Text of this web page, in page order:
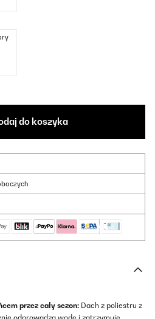
do koszyka
przez cały sezon: Dach z poliestru z